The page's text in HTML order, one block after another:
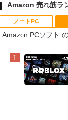
Amazon 売れ筋ラ
ノートPC
Amazon PCソフト